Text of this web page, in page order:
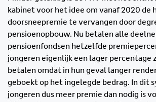
kabinet voor het idee om vanaf 2020 de
doorsneepremie te vervangen door
pensioenopbouw. Nu betalen alle
pensioenfondsen hetzelfde
jongeren eigenlijk een lager percentage
betalen omdat in hun geval langer
geboekt op het ingelegde bedrag. In dit
jongeren dus meer premie dan nodig is